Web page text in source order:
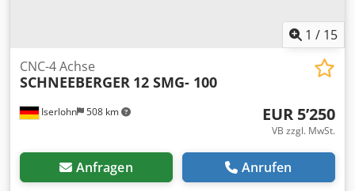
1 / 15
Iserlohn 508 km
CNC-4 Achse
SCHNEEBERGER 12 SMG- 100
EUR 5’250
VB zzgl. MwSt.
Anfragen Anrufen